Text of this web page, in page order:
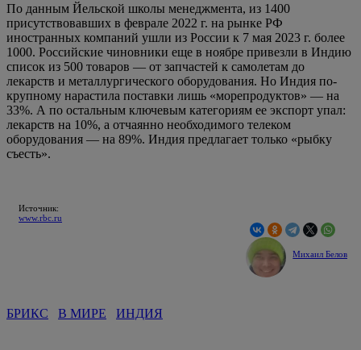
По данным Йельской школы менеджмента, из 1400
присутствовавших в феврале 2022 г. на рынке РФ
иностранных компаний ушли из России к 7 мая 2023 г. более
1000. Российские чиновники еще в ноябре привезли в Индию
список из 500 товаров — от запчастей к самолетам до
лекарств и металлургического оборудования. Но Индия по-
крупному нарастила поставки лишь «морепродуктов» — на
33%. А по остальным ключевым категориям ее экспорт упал:
лекарств на 10%, а отчаянно необходимого телеком
оборудования — на 89%. Индия предлагает только «рыбку
съесть».
Источник:
www.rbc.ru
Михаил Белов
БРИКС В МИРЕ ИНДИЯ